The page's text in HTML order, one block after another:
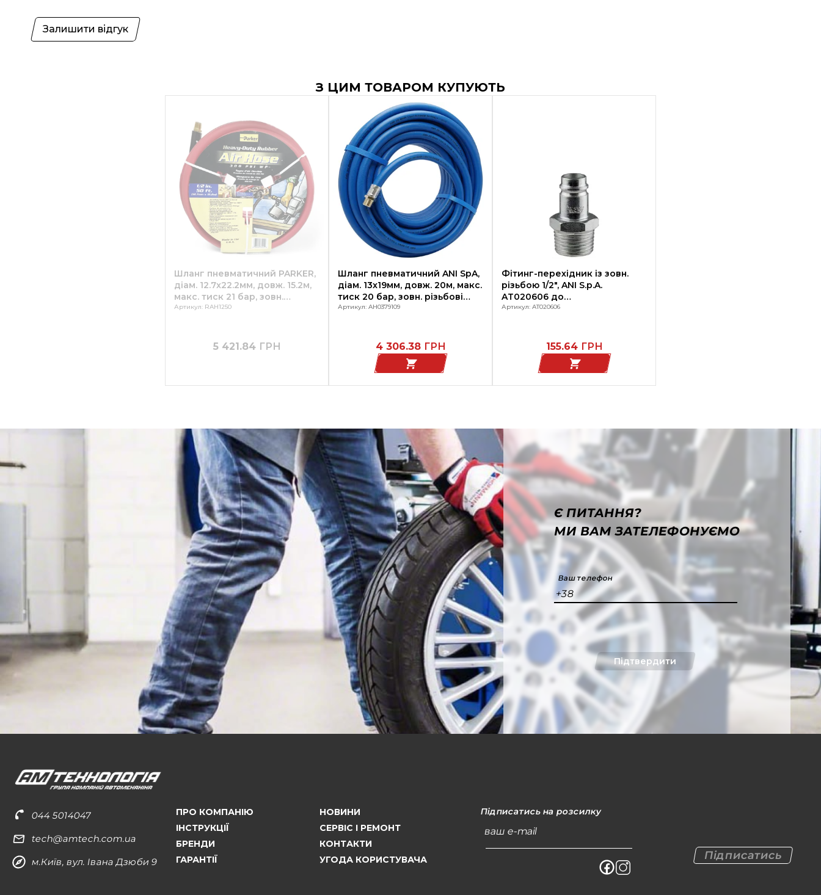
Залишити відгук
З ЦИМ ТОВАРОМ КУПУЮТЬ
Шланг пневматичний PARKER,
діам. 12.7x22.2мм, довж. 15.2м,
макс. тиск 21 бар, зовн.
різьбові з'єднання ½"
Артикул: RAH1250
5 421.84 ГРН
Шланг пневматичний ANI SpA,
діам. 13x19мм, довж. 20м, макс.
тиск 20 бар, зовн. різьбові
з'єднання ½"
Артикул: AH0379109
4 306.38 ГРН
Фітинг-перехідник із зовн.
різьбою 1/2", ANI S.p.A.
AT020606 до
швидкороз'ємного з'єднання
Артикул: AT020606
155.64 ГРН
Є ПИТАННЯ?
МИ ВАМ ЗАТЕЛЕФОНУЄМО
Ваш телефон
+38
Підтвердити
044 5014047
tech@amtech.com.ua
м.Київ, вул. Івана Дзюби 9
ПРО КОМПАНІЮ
ІНСТРУКЦІЇ
БРЕНДИ
ГАРАНТІЇ
НОВИНИ
СЕРВІС І РЕМОНТ
КОНТАКТИ
УГОДА КОРИСТУВАЧА
Підписатись на розсилку
ваш e-mail
Підписатись